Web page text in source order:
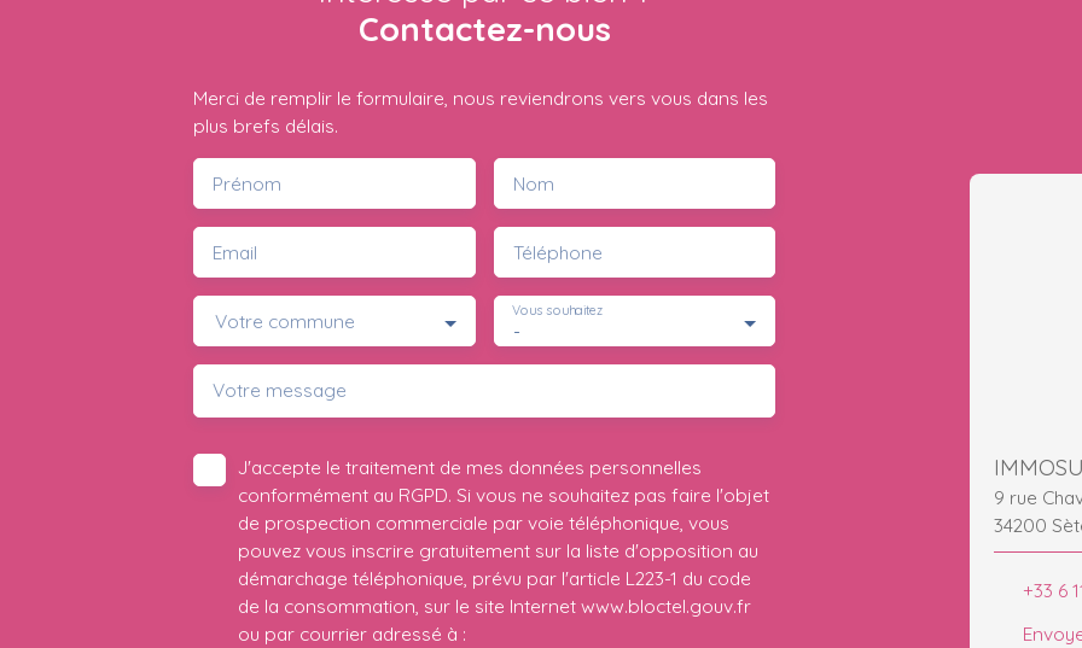
Contactez-nous
Merci de remplir le formulaire, nous reviendrons vers vous dans les
plus brefs délais.
Prénom Nom
Email Téléphone
Votre commune -
Vous souhaitez
Votre message
J'accepte le traitement de mes données personnelles
conformément au RGPD. Si vous ne souhaitez pas faire l'objet
de prospection commerciale par voie téléphonique, vous
pouvez vous inscrire gratuitement sur la liste d'opposition au
démarchage téléphonique, prévu par l'article L223-1 du code
de la consommation, sur le site Internet www.bloctel.gouv.fr
ou par courrier adressé à :
9 rue
34200
+33 6